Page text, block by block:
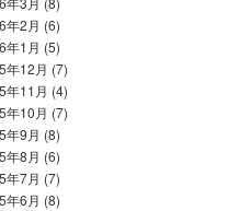
年2月 (6)
年1月 (5)
年12月 (7)
年11月 (4)
年10月 (7)
年9月 (8)
年8月 (6)
年7月 (7)
年6月 (8)